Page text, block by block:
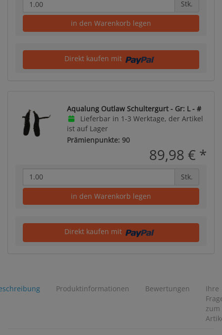
Stk.
in den Warenkorb legen
Direkt kaufen mit
Aqualung Outlaw Schultergurt - Gr: L - #
Lieferbar in 1-3 Werktage, der Artikel
ist auf Lager
Prämienpunkte: 90
89,98 € *
Stk.
in den Warenkorb legen
Direkt kaufen mit
Produktinformationen Bewertungen
Ihre
zum